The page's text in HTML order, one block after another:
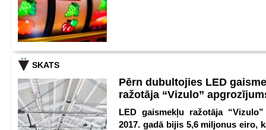
SKATS
Pērn dubultojies LED
ražotāja “Vizulo”
LED gaismekļu ražotāja
2017. gadā bijis 5,6 miljonus eiro,